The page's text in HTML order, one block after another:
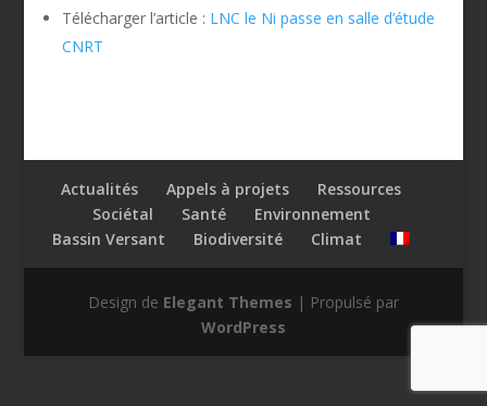
Télécharger l’article : LNC le Ni passe en salle d’étude
CNRT
Actualités Appels à projets
Ressources
Sociétal
Santé
Environnement
Bassin Versant
Biodiversité Climat
Design de Elegant Themes | Propulsé par
WordPress